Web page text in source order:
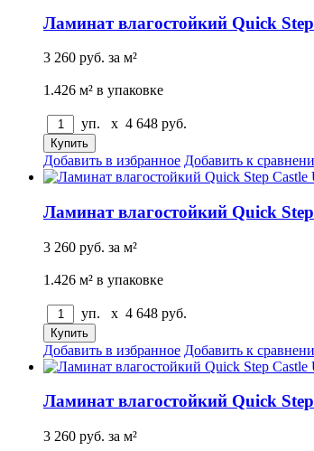
Ламинат влагостойкий Quick
3 260 руб. за м²
1.426 м² в упаковке
уп. x 4 648 руб.
Добавить в избранное Добавить к
Ламинат влагостойкий Quick
3 260 руб. за м²
1.426 м² в упаковке
уп. x 4 648 руб.
Добавить в избранное Добавить к
Ламинат влагостойкий Quick
3 260 руб. за м²